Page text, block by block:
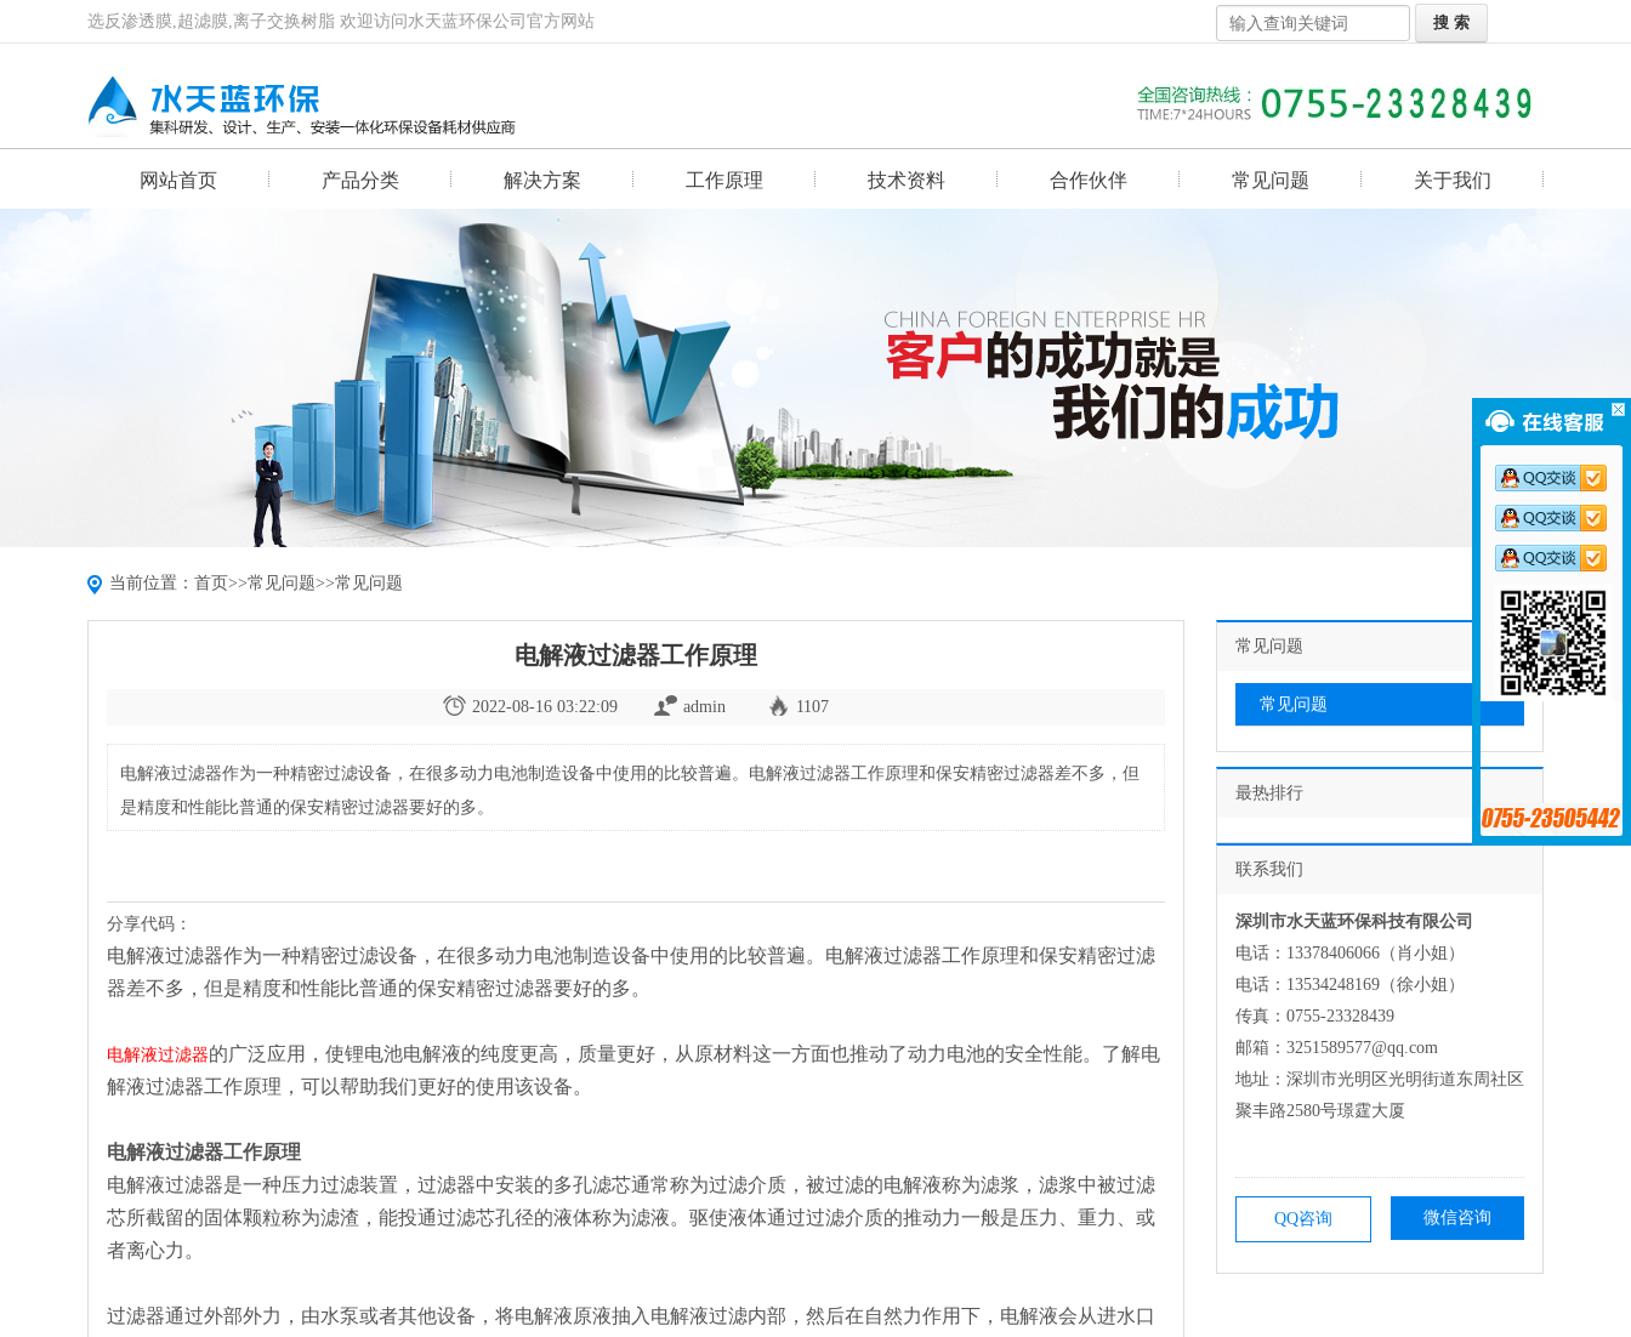
选反渗透膜,超滤膜,离子交换树脂 欢迎访问水天蓝环保公司官方网站
网站首页 产品分类 解决方案 工作原理 技术资料 合作伙伴 常见问题 关于我们
当前位置： 首页>>常见问题>>常见问题
电解液过滤器工作原理
2022-08-16 03:22:09 admin 1107
电解液过滤器作为一种精密过滤设备，在很多动力电池制造设备中使用的比较普遍。电解液过滤器工作原理和保安精密过滤器差不多，但
是精度和性能比普通的保安精密过滤器要好的多。
分享代码：
电解液过滤器作为一种精密过滤设备，在很多动力电池制造设备中使用的比较普遍。电解液过滤器工作原理和保安精密过滤
器差不多，但是精度和性能比普通的保安精密过滤器要好的多。
电解液过滤器的广泛应用，使锂电池电解液的纯度更高，质量更好，从原材料这一方面也推动了动力电池的安全性能。了解电
解液过滤器工作原理，可以帮助我们更好的使用该设备。
电解液过滤器工作原理
电解液过滤器是一种压力过滤装置，过滤器中安装的多孔滤芯通常称为过滤介质，被过滤的电解液称为滤浆，滤浆中被过滤
芯所截留的固体颗粒称为滤渣，能投通过滤芯孔径的液体称为滤液。驱使液体通过过滤介质的推动力一般是压力、重力、或
者离心力。
过滤器通过外部外力，由水泵或者其他设备，将电解液原液抽入电解液过滤内部，然后在自然力作用下，电解液会从进水口
常见问题
常见问题
最热排行
联系我们
深圳市水天蓝环保科技有限公司
电话：13378406066（肖小姐）
电话：13534248169（徐小姐）
传真：0755-23328439
邮箱：3251589577@qq.com
地址：深圳市光明区光明街道东周社区
聚丰路2580号璟霆大厦
QQ咨询 微信咨询